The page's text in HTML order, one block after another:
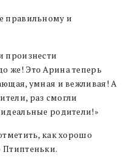
правильному и
произнести
же! Это Арина теперь
умная и вежливая! А
раз смогли
родители!»
как хорошо
Птиптеньки.